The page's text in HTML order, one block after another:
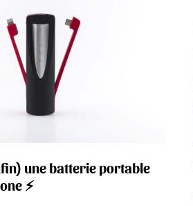
une batterie portable
⚡️